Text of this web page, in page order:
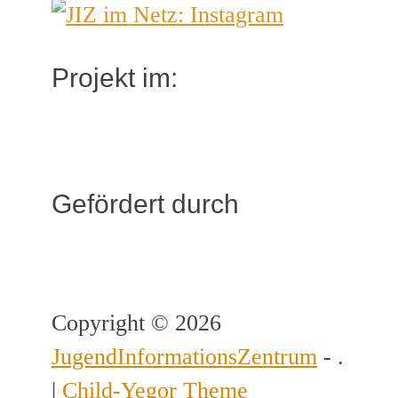
Projekt im:
Gefördert durch
Copyright © 2026
JugendInformationsZentrum - .
| Child-Yegor Theme